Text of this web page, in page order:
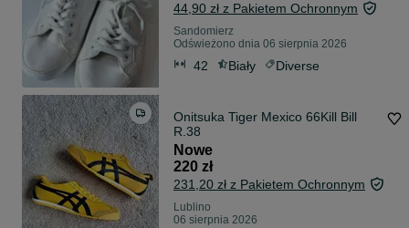
44,90 zł z Pakietem Ochronnym
Sandomierz
Odświeżono dnia 06 sierpnia 2026
42 Biały Diverse
Onitsuka Tiger Mexico 66Kill Bill
R.38
Nowe
220 zł
231,20 zł z Pakietem Ochronnym
Lublino
06 sierpnia 2026